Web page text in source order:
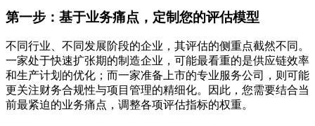
第一步：基于业务痛点，定制您的评估模型
不同行业、不同发展阶段的企业，其评估的侧重点截然不同。
一家处于快速扩张期的制造企业，可能最看重的是供应链效率
和生产计划的优化；而一家准备上市的专业服务公司，则可能
更关注财务合规性与项目管理的精细化。因此，您需要结合当
前最紧迫的业务痛点，调整各项评估指标的权重。